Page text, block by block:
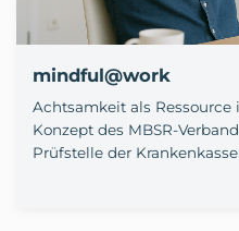
mindful@work
Achtsamkeit als
Konzept des MBSR-
Prüfstelle der